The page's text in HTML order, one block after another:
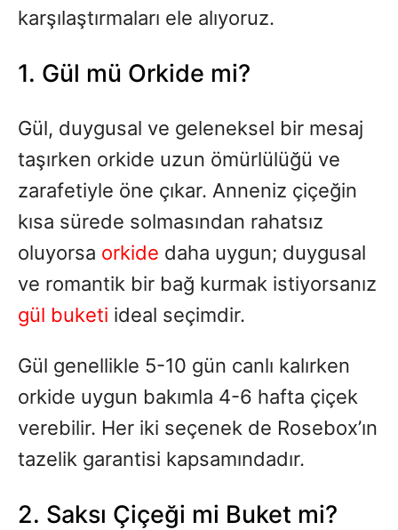
karşılaştırmaları ele alıyoruz.
1. Gül mü Orkide mi?
Gül, duygusal ve geleneksel bir mesaj
taşırken orkide uzun ömürlülüğü ve
zarafetiyle öne çıkar. Anneniz çiçeğin
kısa sürede solmasından rahatsız
oluyorsa orkide daha uygun; duygusal
ve romantik bir bağ kurmak istiyorsanız
gül buketi ideal seçimdir.
Gül genellikle 5-10 gün canlı kalırken
orkide uygun bakımla 4-6 hafta çiçek
verebilir. Her iki seçenek de Rosebox’ın
tazelik garantisi kapsamındadır.
2. Saksı Çiçeği mi Buket mi?